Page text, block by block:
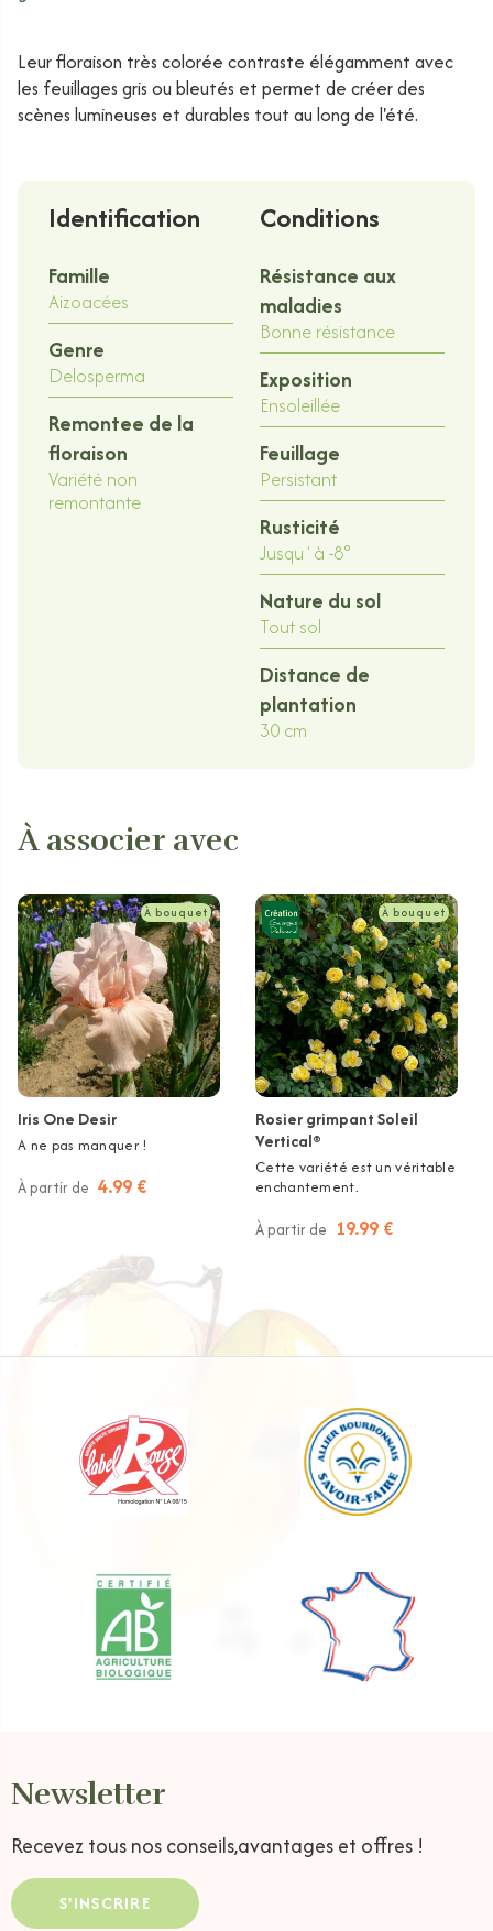
Leur floraison très colorée contraste élégamment avec
les feuillages gris ou bleutés et permet de créer des
scènes lumineuses et durables tout au long de l'été.
Identification
Famille
Aizoacées
Genre
Delosperma
Remontee de la
floraison
Variété non
remontante
Conditions
Résistance aux
maladies
Bonne résistance
Exposition
Ensoleillée
Feuillage
Persistant
Rusticité
Jusqu´à -8°
Nature du sol
Tout sol
Distance de
plantation
30 cm
À associer avec
À bouquet
Iris One Desir
A ne pas manquer !
À partir de 4.99 €
À bouquet
Rosier grimpant Soleil
Vertical®
Cette variété est un véritable
enchantement.
À partir de 19.99 €
Newsletter
Recevez tous nos conseils,avantages et offres !
S'INSCRIRE